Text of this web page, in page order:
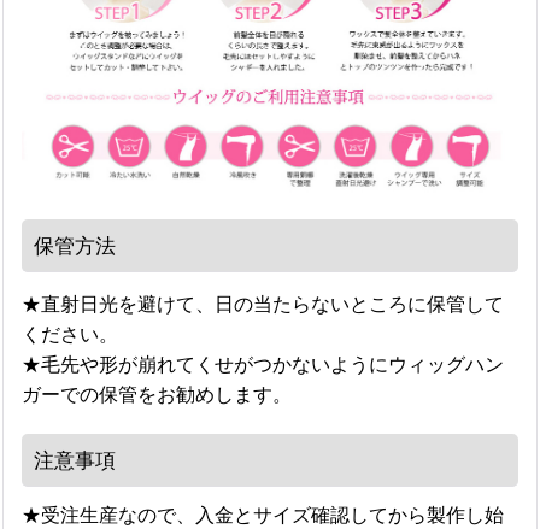
保管方法
★直射日光を避けて、日の当たらないところに保管して
ください。
★毛先や形が崩れてくせがつかないようにウィッグハン
ガーでの保管をお勧めします。
注意事項
★受注生産なので、入金とサイズ確認してから製作し始